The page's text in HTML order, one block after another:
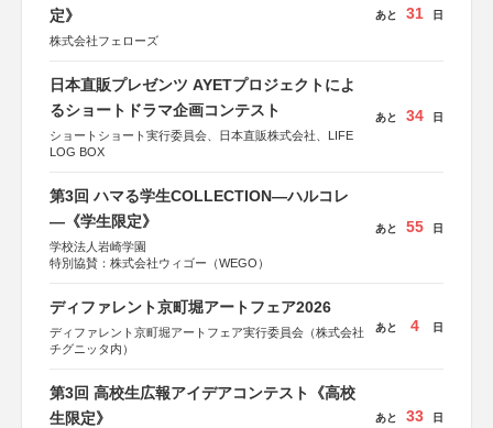
定》
株式会社フェローズ
あと 31 日
日本直販プレゼンツ AYETプロジェクトによ
るショートドラマ企画コンテスト
ショートショート実行委員会、日本直販株式会社、LIFE
LOG BOX
あと 34 日
第3回 ハマる学生COLLECTION―ハルコレ
―《学生限定》
学校法人岩崎学園
特別協賛：株式会社ウィゴー（WEGO）
あと 55 日
ディファレント京町堀アートフェア2026
ディファレント京町堀アートフェア実行委員会（株式会社
チグニッタ内）
あと 4 日
第3回 高校生広報アイデアコンテスト《高校
生限定》
あと 33 日